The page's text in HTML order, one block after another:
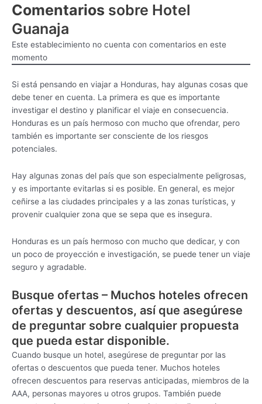
Comentarios sobre Hotel
Guanaja
Este establecimiento no cuenta con comentarios en este
momento
Si está pensando en viajar a Honduras, hay algunas cosas que
debe tener en cuenta. La primera es que es importante
investigar el destino y planificar el viaje en consecuencia.
Honduras es un país hermoso con mucho que ofrendar, pero
también es importante ser consciente de los riesgos
potenciales.
Hay algunas zonas del país que son especialmente peligrosas,
y es importante evitarlas si es posible. En general, es mejor
ceñirse a las ciudades principales y a las zonas turísticas, y
provenir cualquier zona que se sepa que es insegura.
Honduras es un país hermoso con mucho que dedicar, y con
un poco de proyección e investigación, se puede tener un viaje
seguro y agradable.
Busque ofertas – Muchos hoteles ofrecen
ofertas y descuentos, así que asegúrese
de preguntar sobre cualquier propuesta
que pueda estar disponible.
Cuando busque un hotel, asegúrese de preguntar por las
ofertas o descuentos que pueda tener. Muchos hoteles
ofrecen descuentos para reservas anticipadas, miembros de la
AAA, personas mayores u otros grupos. También puede